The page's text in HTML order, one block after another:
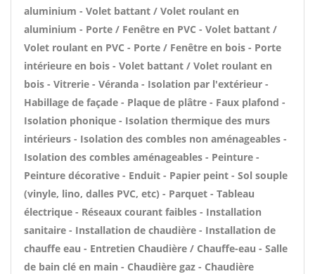
aluminium - Volet battant / Volet roulant en
aluminium - Porte / Fenêtre en PVC - Volet battant /
Volet roulant en PVC - Porte / Fenêtre en bois - Porte
intérieure en bois - Volet battant / Volet roulant en
bois - Vitrerie - Véranda - Isolation par l'extérieur -
Habillage de façade - Plaque de plâtre - Faux plafond -
Isolation phonique - Isolation thermique des murs
intérieurs - Isolation des combles non aménageables -
Isolation des combles aménageables - Peinture -
Peinture décorative - Enduit - Papier peint - Sol souple
(vinyle, lino, dalles PVC, etc) - Parquet - Tableau
électrique - Réseaux courant faibles - Installation
sanitaire - Installation de chaudière - Installation de
chauffe eau - Entretien Chaudière / Chauffe-eau - Salle
de bain clé en main - Chaudière gaz - Chaudière